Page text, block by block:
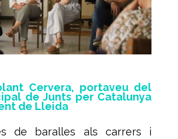
Cervera, portaveu del
de Junts per Catalunya
de Lleida
de baralles als carrers i